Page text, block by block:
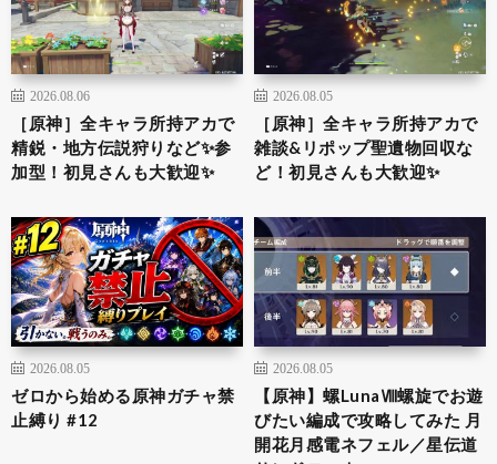
2026.08.06
［原神］全キャラ所持アカで
精鋭・地方伝説狩りなど✨参
加型！初見さんも大歓迎✨
2026.08.05
［原神］全キャラ所持アカで
雑談&リポップ聖遺物回収な
ど！初見さんも大歓迎✨
2026.08.05
ゼロから始める原神ガチャ禁
止縛り #12
2026.08.05
【原神】螺LunaⅧ螺旋でお遊
びたい編成で攻略してみた 月
開花月感電ネフェル／星伝道